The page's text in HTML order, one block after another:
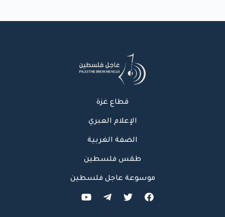
قطاع غزة
الإعلام العبري
الضفة الغربية
طقس فلسطين
موسوعة عاجل فلسطين